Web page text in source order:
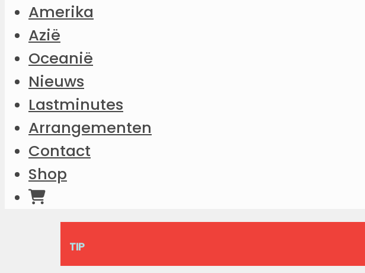
Amerika
Azië
Oceanië
Nieuws
Lastminutes
Arrangementen
Contact
Shop
TIP